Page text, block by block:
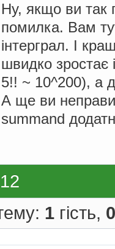
Ну, якщо ви так
помилка. Вам
інтерграл. І
швидко зростає
5!! ~ 10^200), а
А ще ви
summand
1 гість, 0